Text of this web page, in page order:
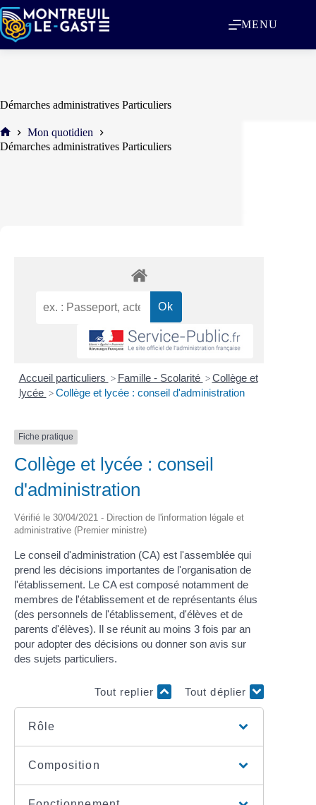
MENU
Démarches administratives Particuliers
Mon quotidien
Démarches administratives Particuliers
Accueil particuliers > Famille - Scolarité > Collège et
lycée > Collège et lycée : conseil d'administration
Fiche pratique
Collège et lycée : conseil
d'administration
Vérifié le 30/04/2021 - Direction de l'information légale et
administrative (Premier ministre)
Le conseil d'administration (CA) est l'assemblée qui
prend les décisions importantes de l'organisation de
l'établissement. Le CA est composé notamment de
membres de l'établissement et de représentants élus
(des personnels de l'établissement, d'élèves et de
parents d'élèves). Il se réunit au moins 3 fois par an
pour adopter des décisions ou donner son avis sur
des sujets particuliers.
Tout replier Tout déplier
Rôle
Composition